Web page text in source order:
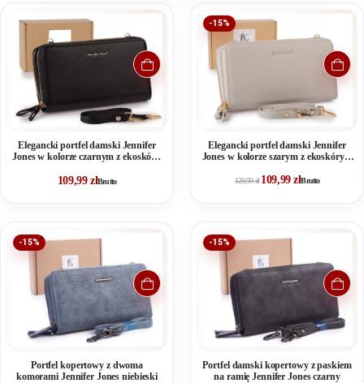
Elegancki portfel damski Jennifer
Jones w kolorze czarnym z ekoskóry,
paskiem na ramię
109,99 złBrutto
-15%
Elegancki portfel damski Jennifer
Jones w kolorze szarym z ekoskóry, z
paskiem na ramię
129,99zł 109,99złBrutto
-15%
Portfel kopertowy z dwoma
komorami Jennifer Jones niebieski
-15%
Portfel damski kopertowy z paskiem
na ramię Jennifer Jones czarny